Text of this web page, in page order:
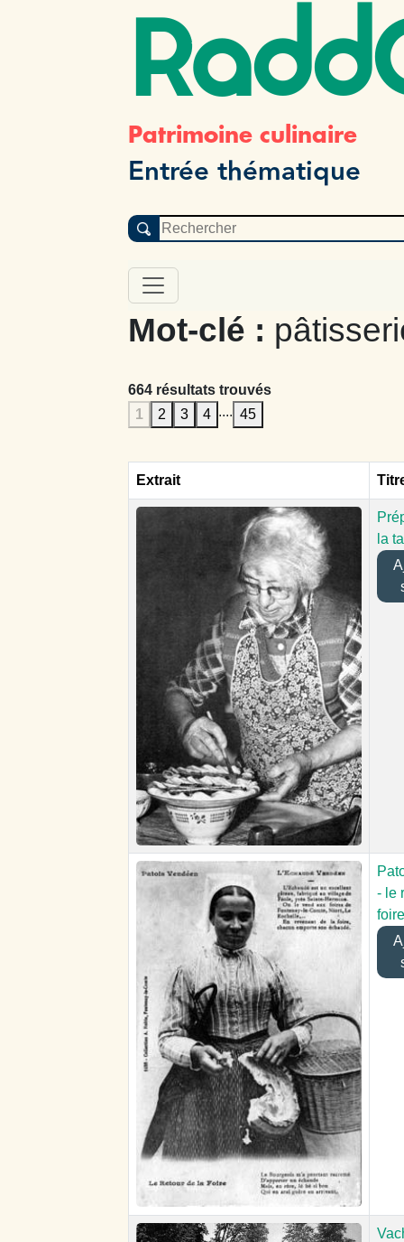
Patrimoine culinaire
Entrée thématique
Mot-clé :
664 résultats trouvés
1
2 3 4 .... 45
Extrait
la
- le
foire